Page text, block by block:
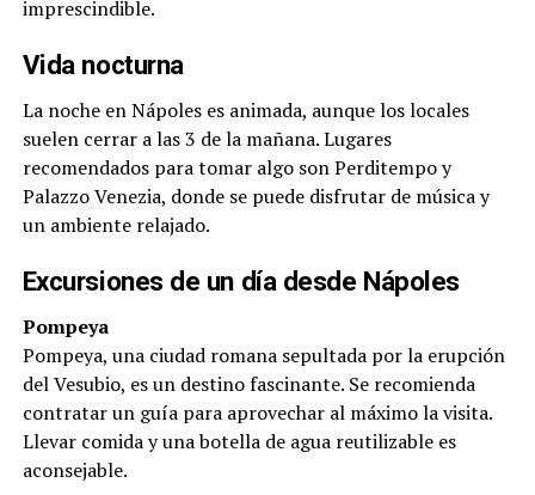
imprescindible.
Vida nocturna
La noche en Nápoles es animada, aunque los locales
suelen cerrar a las 3 de la mañana. Lugares
recomendados para tomar algo son Perditempo y
Palazzo Venezia, donde se puede disfrutar de música y
un ambiente relajado.
Excursiones de un día desde Nápoles
Pompeya
Pompeya, una ciudad romana sepultada por la erupción
del Vesubio, es un destino fascinante. Se recomienda
contratar un guía para aprovechar al máximo la visita.
Llevar comida y una botella de agua reutilizable es
aconsejable.